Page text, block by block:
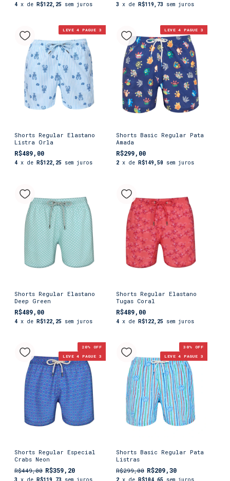
4 x de R$122,25 sem juros 3 x de R$119,73 sem juros
LEVE 4 PAGUE 3
Shorts Regular Elastano
Listra Orla
R$489,00
4 x de R$122,25 sem juros
LEVE 4 PAGUE 3
Shorts Basic Regular Pata
Amada
R$299,00
2 x de R$149,50 sem juros
Shorts Regular Elastano
Deep Green
R$489,00
4 x de R$122,25 sem juros
Shorts Regular Elastano
Tugas Coral
R$489,00
4 x de R$122,25 sem juros
20% OFF
LEVE 4 PAGUE 3
Shorts Regular Especial
Crabs Neon
R$449,00 R$359,20
3 x de R$119,73 sem juros
30% OFF
LEVE 4 PAGUE 3
Shorts Basic Regular Pata
Listras
R$299,00 R$209,30
2 x de R$104,65 sem juros